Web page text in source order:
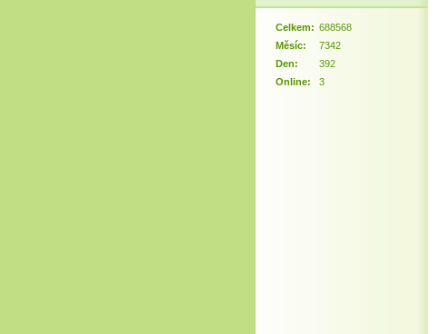
Online: 3
Celkem: 688568
Měsíc:
7342
Den:
392